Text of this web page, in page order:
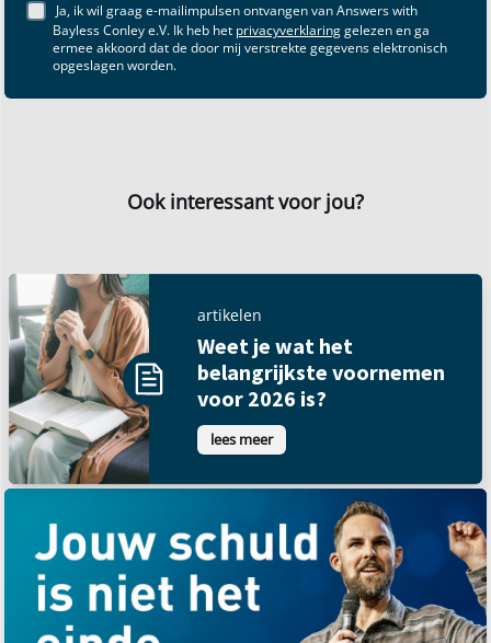
Ja, ik wil graag e-mailimpulsen ontvangen van Answers with
Bayless Conley e.V. Ik heb het privacyverklaringgelezen en ga
ermee akkoord dat de door mij verstrekte gegevens elektronisch
opgeslagen worden.
Ook interessant voor jou?
artikelen
Weet je wat het
belangrijkste voornemen
voor 2026 is?
lees meer